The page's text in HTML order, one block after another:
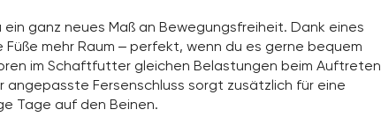
ganz neues Maß an Bewegungsfreiheit. Dank eines
mehr Raum – perfekt, wenn du es gerne bequem
im Schaftfutter gleichen Belastungen beim Auftreten
Fersenschluss sorgt zusätzlich für eine
Tage auf den Beinen.